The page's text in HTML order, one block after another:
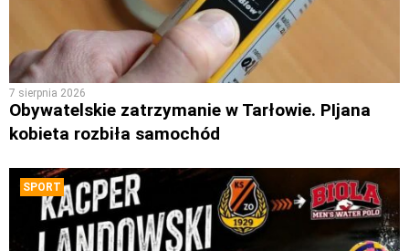
7 sierpnia 2026
Obywatelskie zatrzymanie w Tarłowie. PIjana
kobieta rozbiła samochód
SPORT